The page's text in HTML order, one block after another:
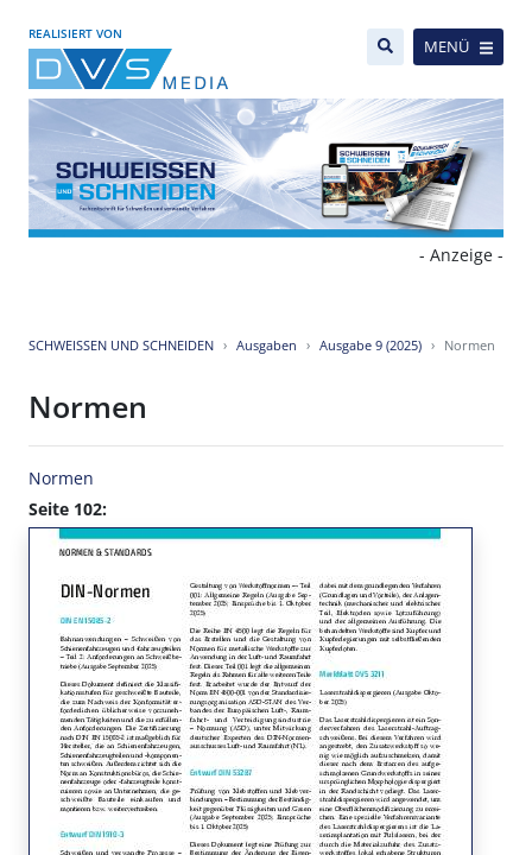
REALISIERT VON
MENÜ
- Anzeige -
SCHWEISSEN UND SCHNEIDEN Ausgaben Ausgabe 9 (2025) Normen
Normen
Normen
Seite 102: